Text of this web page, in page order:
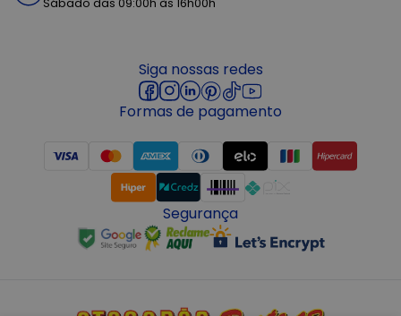
Siga nossas redes
Formas de pagamento
Segurança